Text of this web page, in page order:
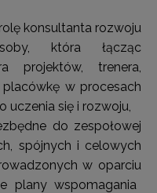
konsultanta rozwoju
która łącząc
projektów, trenera,
w procesach
uczenia się i rozwoju,
do zespołowej
spójnych i celowych
w oparciu
plany wspomagania